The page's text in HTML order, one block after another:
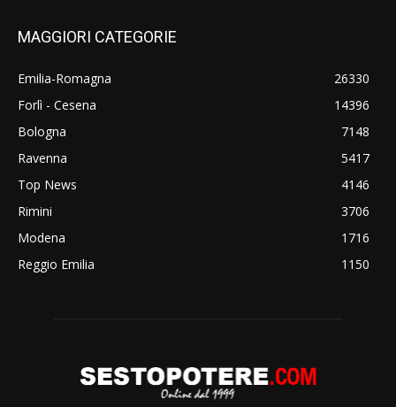
MAGGIORI CATEGORIE
Emilia-Romagna
26330
Forlì - Cesena
14396
Bologna
7148
Ravenna
5417
Top News
4146
Rimini
3706
Modena
1716
Reggio Emilia
1150